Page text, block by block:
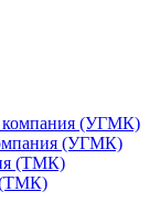
(УГМК)
(ТМК)